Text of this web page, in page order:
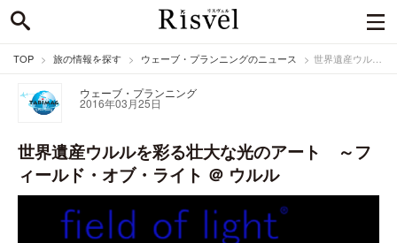
TOP 旅の情報を探す ウェーブ・プランニングのニュース 世界遺産ウルルを彩る壮大な光のアート ～フィールド・オブ・ライト ＠ ウルル
ウェーブ・プランニング
2016年03月25日
世界遺産ウルルを彩る壮大な光のアート ～フ
ィールド・オブ・ライト ＠ ウルル